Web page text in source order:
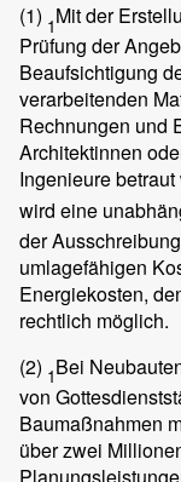
(1) 1Mit der
Prüfung der
Beaufsichtigung
verarbeitenden
Rechnungen und
Architektinnen
Ingenieure betraut
wird eine
der
umlagefähigen
Energiekosten,
rechtlich möglich.
(2) 1Bei
von
Baumaßnahmen
über zwei